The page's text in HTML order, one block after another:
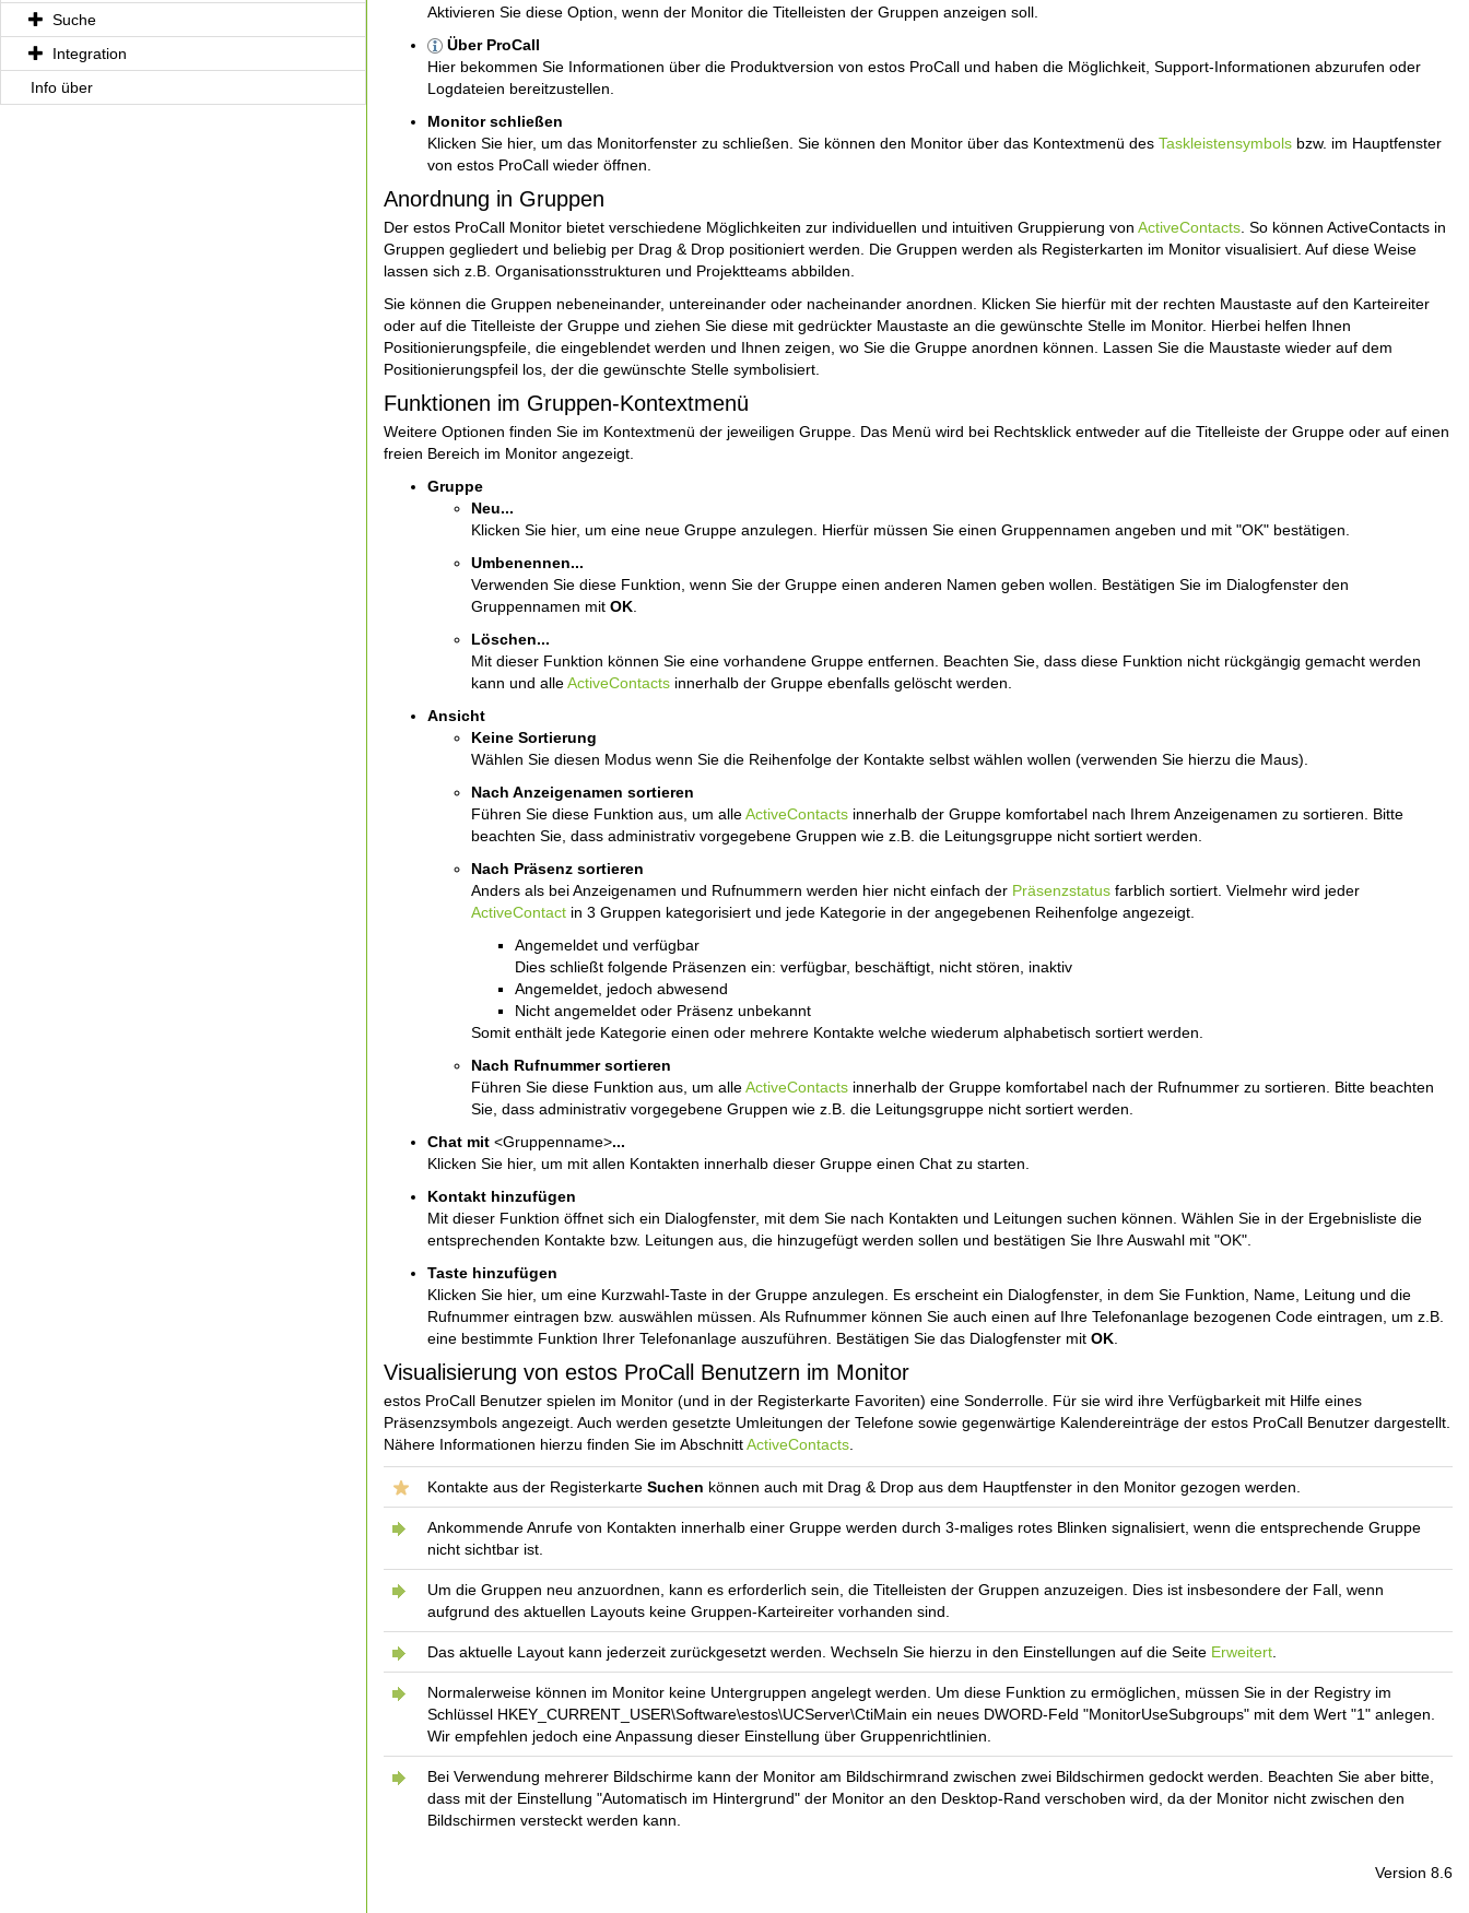
Suche
Integration
Info über
Aktivieren Sie diese Option, wenn der Monitor die Titelleisten der Gruppen anzeigen soll.
Über ProCall
Hier bekommen Sie Informationen über die Produktversion von estos ProCall und haben die Möglichkeit, Support-Informationen abzurufen oder
Logdateien bereitzustellen.
Monitor schließen
Klicken Sie hier, um das Monitorfenster zu schließen. Sie können den Monitor über das Kontextmenü des Taskleistensymbols bzw. im Hauptfenster
von estos ProCall wieder öffnen.
Anordnung in Gruppen
Der estos ProCall Monitor bietet verschiedene Möglichkeiten zur individuellen und intuitiven Gruppierung von ActiveContacts So können ActiveContacts in
Gruppen gegliedert und beliebig per Drag & Drop positioniert werden.
Die Gruppen werden als Registerkarten im Monitor visualisiert. Auf diese Weise
lassen sich z.B. Organisationsstrukturen und Projektteams abbilden.
Sie können die Gruppen nebeneinander, untereinander oder nacheinander anordnen. Klicken Sie hierfür mit der rechten Maustaste auf den Karteireiter
oder auf die Titelleiste der Gruppe und ziehen Sie diese mit gedrückter Maustaste an die gewünschte Stelle im Monitor. Hierbei helfen Ihnen
Positionierungspfeile, die eingeblendet werden und Ihnen zeigen, wo Sie die Gruppe anordnen können. Lassen Sie die Maustaste wieder auf dem
Positionierungspfeil los, der die gewünschte Stelle symbolisiert.
Funktionen im Gruppen-Kontextmenü
Weitere Optionen finden Sie im Kontextmenü der jeweiligen Gruppe. Das Menü wird bei Rechtsklick entweder auf die Titelleiste der Gruppe oder auf einen
freien Bereich im Monitor angezeigt.
Gruppe
Neu...
Klicken Sie hier, um eine neue Gruppe anzulegen. Hierfür müssen Sie einen Gruppennamen angeben und mit "OK" bestätigen.
Umbenennen...
Verwenden Sie diese Funktion, wenn Sie der Gruppe einen anderen Namen geben wollen. Bestätigen Sie im Dialogfenster den
Gruppennamen mit OK
Löschen...
Mit dieser Funktion können Sie eine vorhandene Gruppe entfernen. Beachten Sie, dass diese Funktion nicht rückgängig gemacht werden
kann und alleActiveContacts innerhalb der Gruppe ebenfalls gelöscht werden.
Ansicht
Keine Sortierung
Wählen Sie diesen Modus wenn Sie die Reihenfolge der Kontakte selbst wählen wollen (verwenden Sie hierzu die Maus).
Nach Anzeigenamen sortieren
Führen Sie diese Funktion aus, um alleActiveContacts innerhalb der Gruppe komfortabel nach Ihrem Anzeigenamen zu sortieren. Bitte
beachten Sie, dass administrativ vorgegebene Gruppen wie z.B. die Leitungsgruppe nicht sortiert werden.
Nach Präsenz sortieren
Anders als bei Anzeigenamen und Rufnummern werden hier nicht einfach der Präsenzstatus farblich sortiert. Vielmehr wird jeder
ActiveContact in 3 Gruppen kategorisiert und jede Kategorie in der angegebenen Reihenfolge angezeigt.
Angemeldet und verfügbar
Dies schließt folgende Präsenzen ein: verfügbar, beschäftigt, nicht stören, inaktiv
Angemeldet, jedoch abwesend
Nicht angemeldet oder Präsenz unbekannt
Somit enthält jede Kategorie einen oder mehrere Kontakte welche wiederum alphabetisch sortiert werden.
Nach Rufnummer sortieren
Führen Sie diese Funktion aus, um alleActiveContacts innerhalb der Gruppe komfortabel nach der Rufnummer zu sortieren. Bitte beachten
Sie, dass administrativ vorgegebene Gruppen wie z.B. die Leitungsgruppe nicht sortiert werden.
Chat mit <Gruppenname>...
Klicken Sie hier, um mit allen Kontakten innerhalb dieser Gruppe einen Chat zu starten.
Kontakt hinzufügen
Mit dieser Funktion öffnet sich ein Dialogfenster, mit dem Sie nach Kontakten und Leitungen suchen können. Wählen Sie in der Ergebnisliste die
entsprechenden Kontakte bzw. Leitungen aus, die hinzugefügt werden sollen und bestätigen Sie Ihre Auswahl mit "OK".
Taste hinzufügen
Klicken Sie hier, um eine Kurzwahl-Taste in der Gruppe anzulegen. Es erscheint ein Dialogfenster, in dem Sie Funktion, Name, Leitung und die
Rufnummer eintragen bzw. auswählen müssen. Als Rufnummer können Sie auch einen auf Ihre Telefonanlage bezogenen Code eintragen, um z.B.
eine bestimmte Funktion Ihrer Telefonanlage auszuführen. Bestätigen Sie das Dialogfenster mit OK
Visualisierung von estos ProCall Benutzern im Monitor
estos ProCall Benutzer spielen im Monitor (und in der Registerkarte Favoriten) eine Sonderrolle. Für sie wird ihre Verfügbarkeit mit Hilfe eines
Präsenzsymbols angezeigt. Auch werden gesetzte Umleitungen der Telefone sowie gegenwärtige Kalendereinträge der estos ProCall Benutzer dargestellt.
Nähere Informationen hierzu finden Sie im AbschnittActiveContacts
Kontakte aus der Registerkarte Suchen können auch mit Drag & Drop aus dem Hauptfenster in den Monitor gezogen werden.
Ankommende Anrufe von Kontakten innerhalb einer Gruppe werden durch 3-maliges rotes Blinken signalisiert, wenn die entsprechende Gruppe
nicht sichtbar ist.
Um die Gruppen neu anzuordnen, kann es erforderlich sein, die Titelleisten der Gruppen anzuzeigen. Dies ist insbesondere der Fall, wenn
aufgrund des aktuellen Layouts keine Gruppen-Karteireiter vorhanden sind.
Das aktuelle Layout kann jederzeit zurückgesetzt werden. Wechseln Sie hierzu in den Einstellungen auf die Seite Erweitert
Normalerweise können im Monitor keine Untergruppen angelegt werden. Um diese Funktion zu ermöglichen, müssen Sie in der Registry im
Schlüssel HKEY_CURRENT_USER\Software\estos\UCServer\CtiMain ein neues DWORD-Feld "MonitorUseSubgroups" mit dem Wert "1" anlegen.
Wir empfehlen jedoch eine Anpassung dieser Einstellung über Gruppenrichtlinien.
Bei Verwendung mehrerer Bildschirme kann der Monitor am Bildschirmrand zwischen zwei Bildschirmen gedockt werden. Beachten Sie aber bitte,
dass mit der Einstellung "Automatisch im Hintergrund" der Monitor an den Desktop-Rand verschoben wird, da der Monitor nicht zwischen den
Bildschirmen versteckt werden kann.
Version 8.6